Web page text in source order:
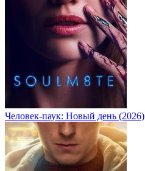
Человек-паук: Новый день (2026)